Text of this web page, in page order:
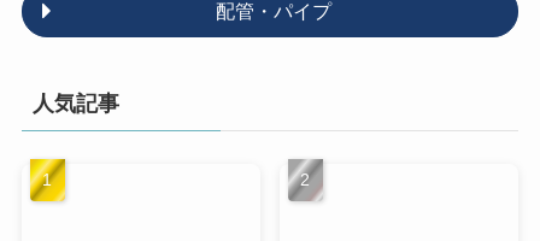
配管・パイプ
人気記事